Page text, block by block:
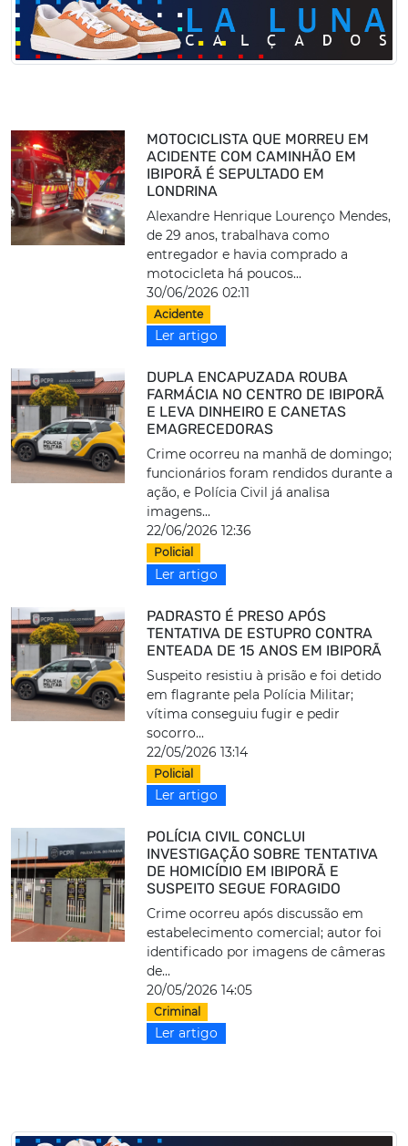
MOTOCICLISTA QUE MORREU EM
ACIDENTE COM CAMINHÃO EM
IBIPORÃ É SEPULTADO EM
LONDRINA
Alexandre Henrique Lourenço Mendes,
de 29 anos, trabalhava como
entregador e havia comprado a
motocicleta há poucos...
30/06/2026 02:11
Acidente
Ler artigo
DUPLA ENCAPUZADA ROUBA
FARMÁCIA NO CENTRO DE IBIPORÃ
E LEVA DINHEIRO E CANETAS
EMAGRECEDORAS
Crime ocorreu na manhã de domingo;
funcionários foram rendidos durante a
ação, e Polícia Civil já analisa
imagens...
22/06/2026 12:36
Policial
Ler artigo
PADRASTO É PRESO APÓS
TENTATIVA DE ESTUPRO CONTRA
ENTEADA DE 15 ANOS EM IBIPORÃ
Suspeito resistiu à prisão e foi detido
em flagrante pela Polícia Militar;
vítima conseguiu fugir e pedir
socorro...
22/05/2026 13:14
Policial
Ler artigo
POLÍCIA CIVIL CONCLUI
INVESTIGAÇÃO SOBRE TENTATIVA
DE HOMICÍDIO EM IBIPORÃ E
SUSPEITO SEGUE FORAGIDO
Crime ocorreu após discussão em
estabelecimento comercial; autor foi
identificado por imagens de câmeras
de...
20/05/2026 14:05
Criminal
Ler artigo